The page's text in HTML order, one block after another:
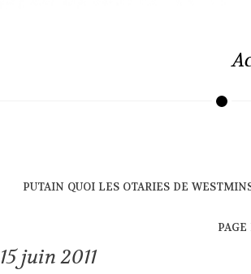
putain quoi les otaries de
15 juin 2011